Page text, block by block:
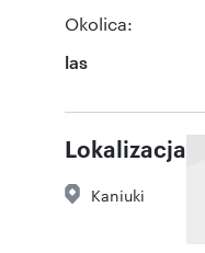
Okolica:
las
Lokalizacja
Kaniuki